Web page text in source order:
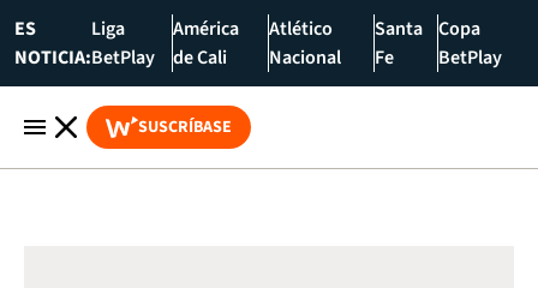
ES
NOTICIA:
Liga
BetPlay
América
de Cali
Atlético
Nacional
Santa
Fe
Copa
BetPlay
SUSCRÍBASE